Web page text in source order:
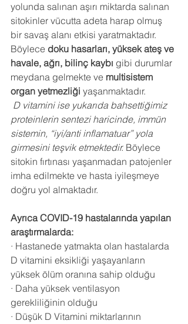
yolunda salınan aşırı miktarda salınan
sitokinler vücutta adeta harap olmuş
bir savaş alanı etkisi yaratmaktadır.
Böylece doku hasarları, yüksek ateş ve
havale, ağrı, bilinç kaybı gibi durumlar
meydana gelmekte ve multisistem
organ yetmezliği yaşanmaktadır.
D vitamini ise yukarıda bahsettiğimiz
proteinlerin sentezi haricinde, immün
sistemin, “iyi/anti inflamatuar” yola
girmesini teşvik etmektedir. Böylece
sitokin fırtınası yaşanmadan patojenler
imha edilmekte ve hasta iyileşmeye
doğru yol almaktadır.
Ayrıca COVID-19 hastalarında yapılan
araştırmalarda:
· Hastanede yatmakta olan hastalarda
D vitamini eksikliği yaşayanların
yüksek ölüm oranına sahip olduğu
· Daha yüksek ventilasyon
gerekliliğinin olduğu
· Düşük D Vitamini miktarlarının